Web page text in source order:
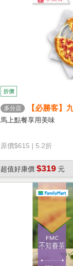
折價
多分店
【必勝客】
心餅皮】享樂
馬上點餐享用美味
原價$615 | 5.2折
超值好康價 $319 元